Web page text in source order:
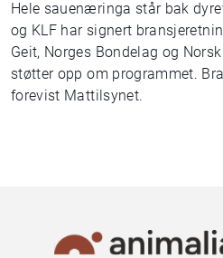
Hele sauenæringa står bak
og KLF har signert
Geit, Norges Bondelag og
støtter opp om programmet.
forevist Mattilsynet.